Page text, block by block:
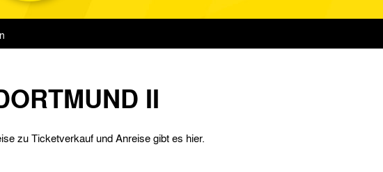
II
zu Ticketverkauf und Anreise gibt es hier.